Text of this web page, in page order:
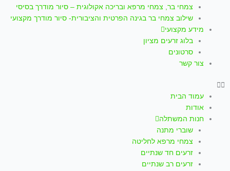
צמחי בר, צמחי מרפא ובריכה אקולוגית – סיור מודרך בסיסי
שילוב צמחי בר בגינה הפרטית והציבורית- סיור מודרך מקצועי
מידע מקצועי
בלוג זרעים מציון
סרטונים
צור קשר
עמוד הבית
אודות
חנות המשתלה
שוברי מתנה
צמחי מרפא לחליטה
זרעים חד שנתיים
זרעים רב שנתיים